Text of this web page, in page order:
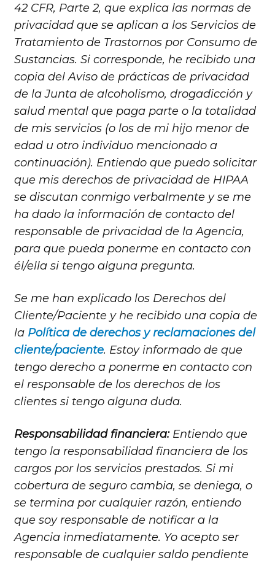
42 CFR, Parte 2, que explica las normas de
privacidad que se aplican a los Servicios de
Tratamiento de Trastornos por Consumo de
Sustancias. Si corresponde, he recibido una
copia del Aviso de prácticas de privacidad
de la Junta de alcoholismo, drogadicción y
salud mental que paga parte o la totalidad
de mis servicios (o los de mi hijo menor de
edad u otro individuo mencionado a
continuación). Entiendo que puedo solicitar
que mis derechos de privacidad de HIPAA
se discutan conmigo verbalmente y se me
ha dado la información de contacto del
responsable de privacidad de la Agencia,
para que pueda ponerme en contacto con
él/ella si tengo alguna pregunta.
Se me han explicado los Derechos del
Cliente/Paciente y he recibido una copia de
la Política de derechos y reclamaciones del
cliente/paciente. Estoy informado de que
tengo derecho a ponerme en contacto con
el responsable de los derechos de los
clientes si tengo alguna duda.
Responsabilidad financiera:Entiendo que
tengo la responsabilidad financiera de los
cargos por los servicios prestados. Si mi
cobertura de seguro cambia, se deniega, o
se termina por cualquier razón, entiendo
que soy responsable de notificar a la
Agencia inmediatamente. Yo acepto ser
responsable de cualquier saldo pendiente